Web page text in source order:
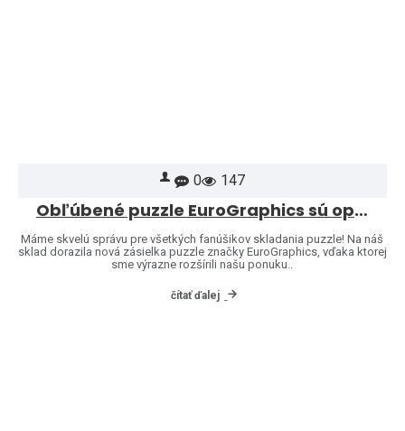
0 147
Obľúbené puzzle EuroGraphics sú opäť skladom – a ponuku sme rozšírili o ďalšie motívy!
Máme skvelú správu pre všetkých fanúšikov skladania puzzle! Na náš
sklad dorazila nová zásielka puzzle značky EuroGraphics, vďaka ktorej
sme výrazne rozšírili našu ponuku..
čítať ďalej